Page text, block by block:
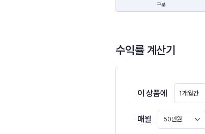
구분
수익률 계산기
이 상품에 1개월간
매월 50만원 원